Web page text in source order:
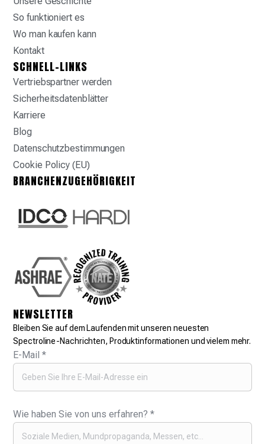
So funktioniert es
Wo man kaufen kann
Kontakt
SCHNELL-LINKS
Vertriebspartner werden
Sicherheitsdatenblätter
Karriere
Blog
Datenschutzbestimmungen
Cookie Policy (EU)
BRANCHENZUGEHÖRIGKEIT
NEWSLETTER
Bleiben Sie auf dem Laufenden mit unseren neuesten
Spectroline-Nachrichten, Produktinformationen und vielem mehr.
E-Mail*
Wie haben Sie von uns erfahren?*